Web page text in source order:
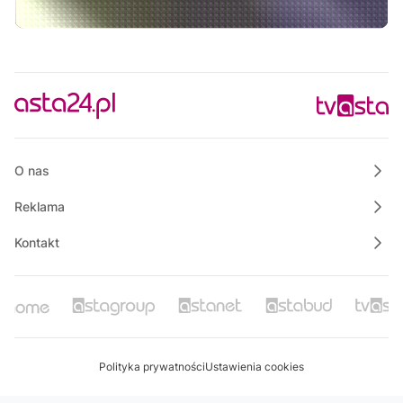
Własnymi ścieżkami
11:00
11:30
Ze starych taśm
12:30
O nas
Reklama
Kontakt
Polityka prywatnościUstawienia cookies